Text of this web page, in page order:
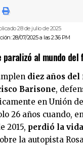
28/07/2025 a las 2:36 PM
28 de julio de 2025
paralizó al mundo del
diez años
Barisone,
en Unión
26 años cuando,
2015, perdió la
la autopista